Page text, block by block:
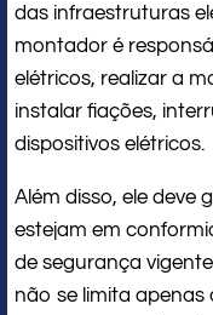
das infraestruturas
montador é
elétricos, realizar a
instalar fiações,
dispositivos elétricos.
Além disso, ele deve
estejam em
de segurança
não se limita apenas